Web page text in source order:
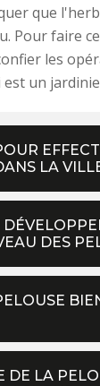
que
Pour faire
les
est un
LA
DES
DE LA